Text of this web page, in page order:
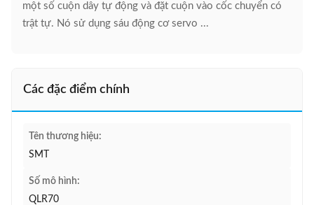
một số cuộn dây tự động và đặt cuộn vào cốc chuyển có
trật tự. Nó sử dụng sáu động cơ servo ...
Các đặc điểm chính
Tên thương hiệu:
SMT
Số mô hình:
QLR70